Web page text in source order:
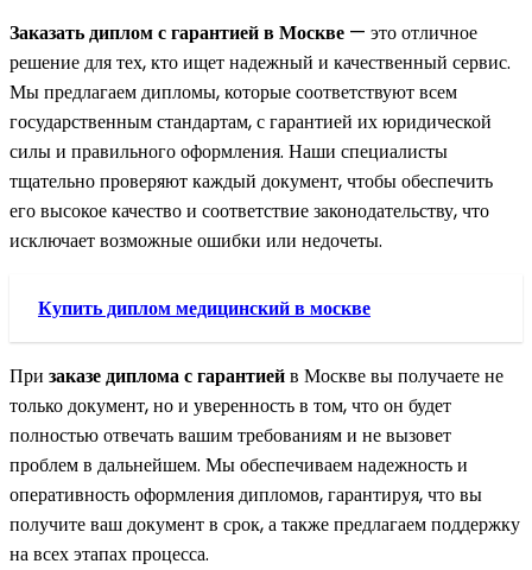
Заказать диплом с гарантией в Москве — это отличное
решение для тех, кто ищет надежный и качественный сервис.
Мы предлагаем дипломы, которые соответствуют всем
государственным стандартам, с гарантией их юридической
силы и правильного оформления. Наши специалисты
тщательно проверяют каждый документ, чтобы обеспечить
его высокое качество и соответствие законодательству, что
исключает возможные ошибки или недочеты.
Купить диплом медицинский в москве
При заказе диплома с гарантиейв Москве вы получаете не
только документ, но и уверенность в том, что он будет
полностью отвечать вашим требованиям и не вызовет
проблем в дальнейшем. Мы обеспечиваем надежность и
оперативность оформления дипломов, гарантируя, что вы
получите ваш документ в срок, а также предлагаем поддержку
на всех этапах процесса.